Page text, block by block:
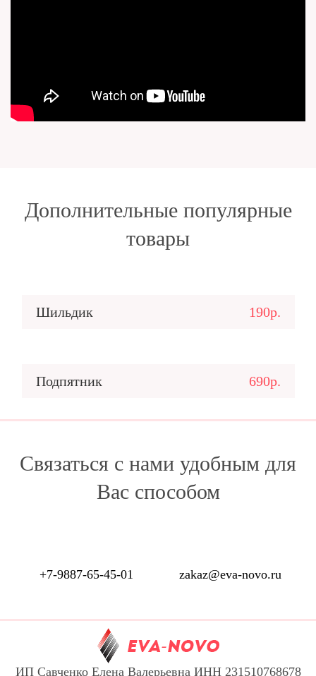
Дополнительные популярные
товары
Шильдик 190р.
Подпятник 690р.
Связаться с нами удобным для
Вас способом
+7-9887-65-45-01 zakaz@eva-novo.ru
ИП Савченко Елена Валерьевна ИНН 231510768678